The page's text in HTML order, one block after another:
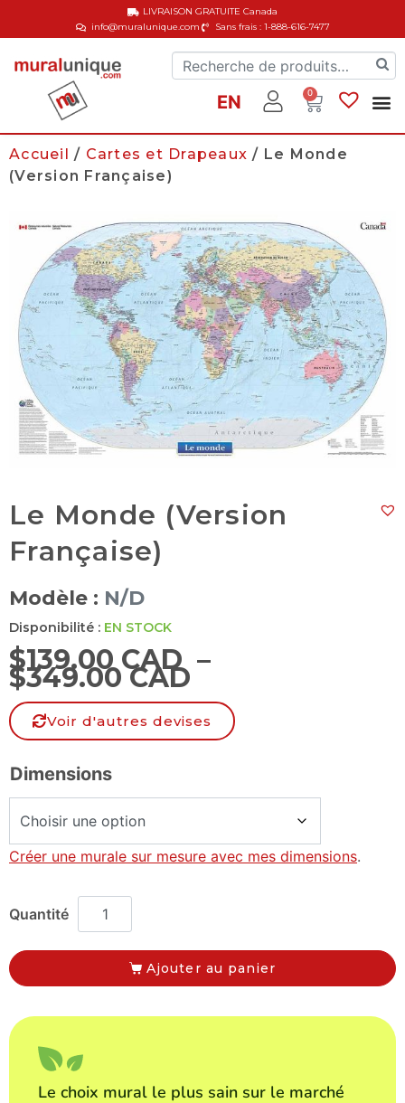
info@muralunique.com Sans frais : 1-888-616-7477
LIVRAISON GRATUITECanada
EN 0
Accueil / Cartes et Drapeaux / Le Monde
(Version Française)
Le Monde (Version
Française)
Modèle : N/D
Disponibilité : EN STOCK
$139.00 CAD –
$349.00 CAD
Voir d'autres devises
Dimensions
Créer une murale sur mesure avec mes dimensions.
Ajouter au panier
Le choix mural le plus sain sur le marché